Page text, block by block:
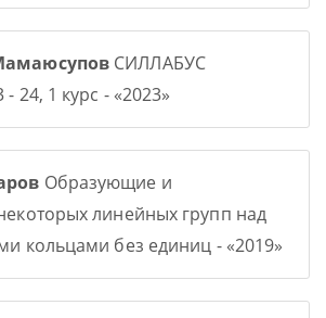
СИЛЛАБУС
24, 1 курс - «2023»
Образующие и
линейных групп над
кольцами без единиц - «2019»